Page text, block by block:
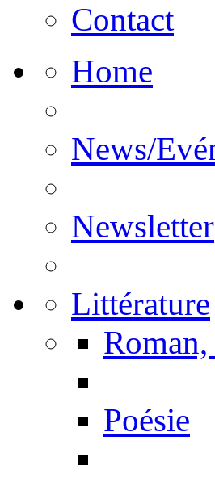
Contact
Home
News/
Newsletter
Littérature
Poésie